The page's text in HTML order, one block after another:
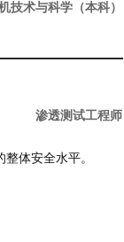
技术与科学（本科）
渗透测试工程师
体安全水平。